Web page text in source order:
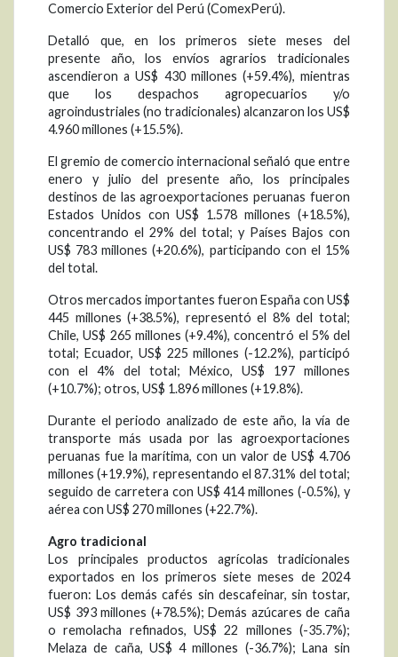
Comercio Exterior del Perú (ComexPerú).
Detalló que, en los primeros siete meses del
presente año, los envíos agrarios tradicionales
ascendieron a US$ 430 millones (+59.4%), mientras
que los despachos agropecuarios y/o
agroindustriales (no tradicionales) alcanzaron los US$
4.960 millones (+15.5%).
El gremio de comercio internacional señaló que entre
enero y julio del presente año, los principales
destinos de las agroexportaciones peruanas fueron
Estados Unidos con US$ 1.578 millones (+18.5%),
concentrando el 29% del total; y Países Bajos con
US$ 783 millones (+20.6%), participando con el 15%
del total.
Otros mercados importantes fueron España con US$
445 millones (+38.5%), representó el 8% del total;
Chile, US$ 265 millones (+9.4%), concentró el 5% del
total; Ecuador, US$ 225 millones (-12.2%), participó
con el 4% del total; México, US$ 197 millones
(+10.7%); otros, US$ 1.896 millones (+19.8%).
Durante el periodo analizado de este año, la vía de
transporte más usada por las agroexportaciones
peruanas fue la marítima, con un valor de US$ 4.706
millones (+19.9%), representando el 87.31% del total;
seguido de carretera con US$ 414 millones (-0.5%), y
aérea con US$ 270 millones (+22.7%).
Agro tradicional
Los principales productos agrícolas tradicionales
exportados en los primeros siete meses de 2024
fueron: Los demás cafés sin descafeinar, sin tostar,
US$ 393 millones (+78.5%); Demás azúcares de caña
o remolacha refinados, US$ 22 millones (-35.7%);
Melaza de caña, US$ 4 millones (-36.7%); Lana sin